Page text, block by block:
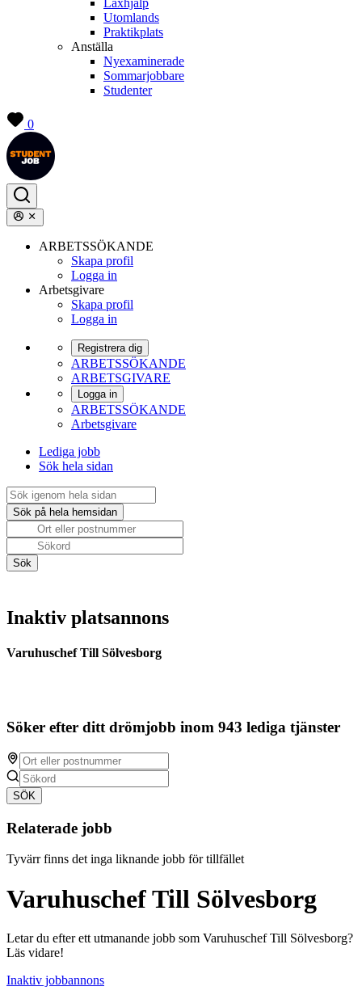
Läxhjälp
Utomlands
Praktikplats
Anställa
Nyexaminerade
Sommarjobbare
Studenter
0
ARBETSSÖKANDE
Skapa profil
Logga in
Arbetsgivare
Skapa profil
Logga in
Registrera dig
ARBETSSÖKANDE
ARBETSGIVARE
Logga in
ARBETSSÖKANDE
Arbetsgivare
Lediga jobb
Sök hela sidan
Inaktiv platsannons
Varuhuschef Till Sölvesborg
Söker efter ditt drömjobb inom 943 lediga tjänster
SÖK
Relaterade jobb
Tyvärr finns det inga liknande jobb för tillfället
Varuhuschef Till Sölvesborg
Letar du efter ett utmanande jobb som Varuhuschef Till Sölvesborg?
Läs vidare!
Inaktiv jobbannons